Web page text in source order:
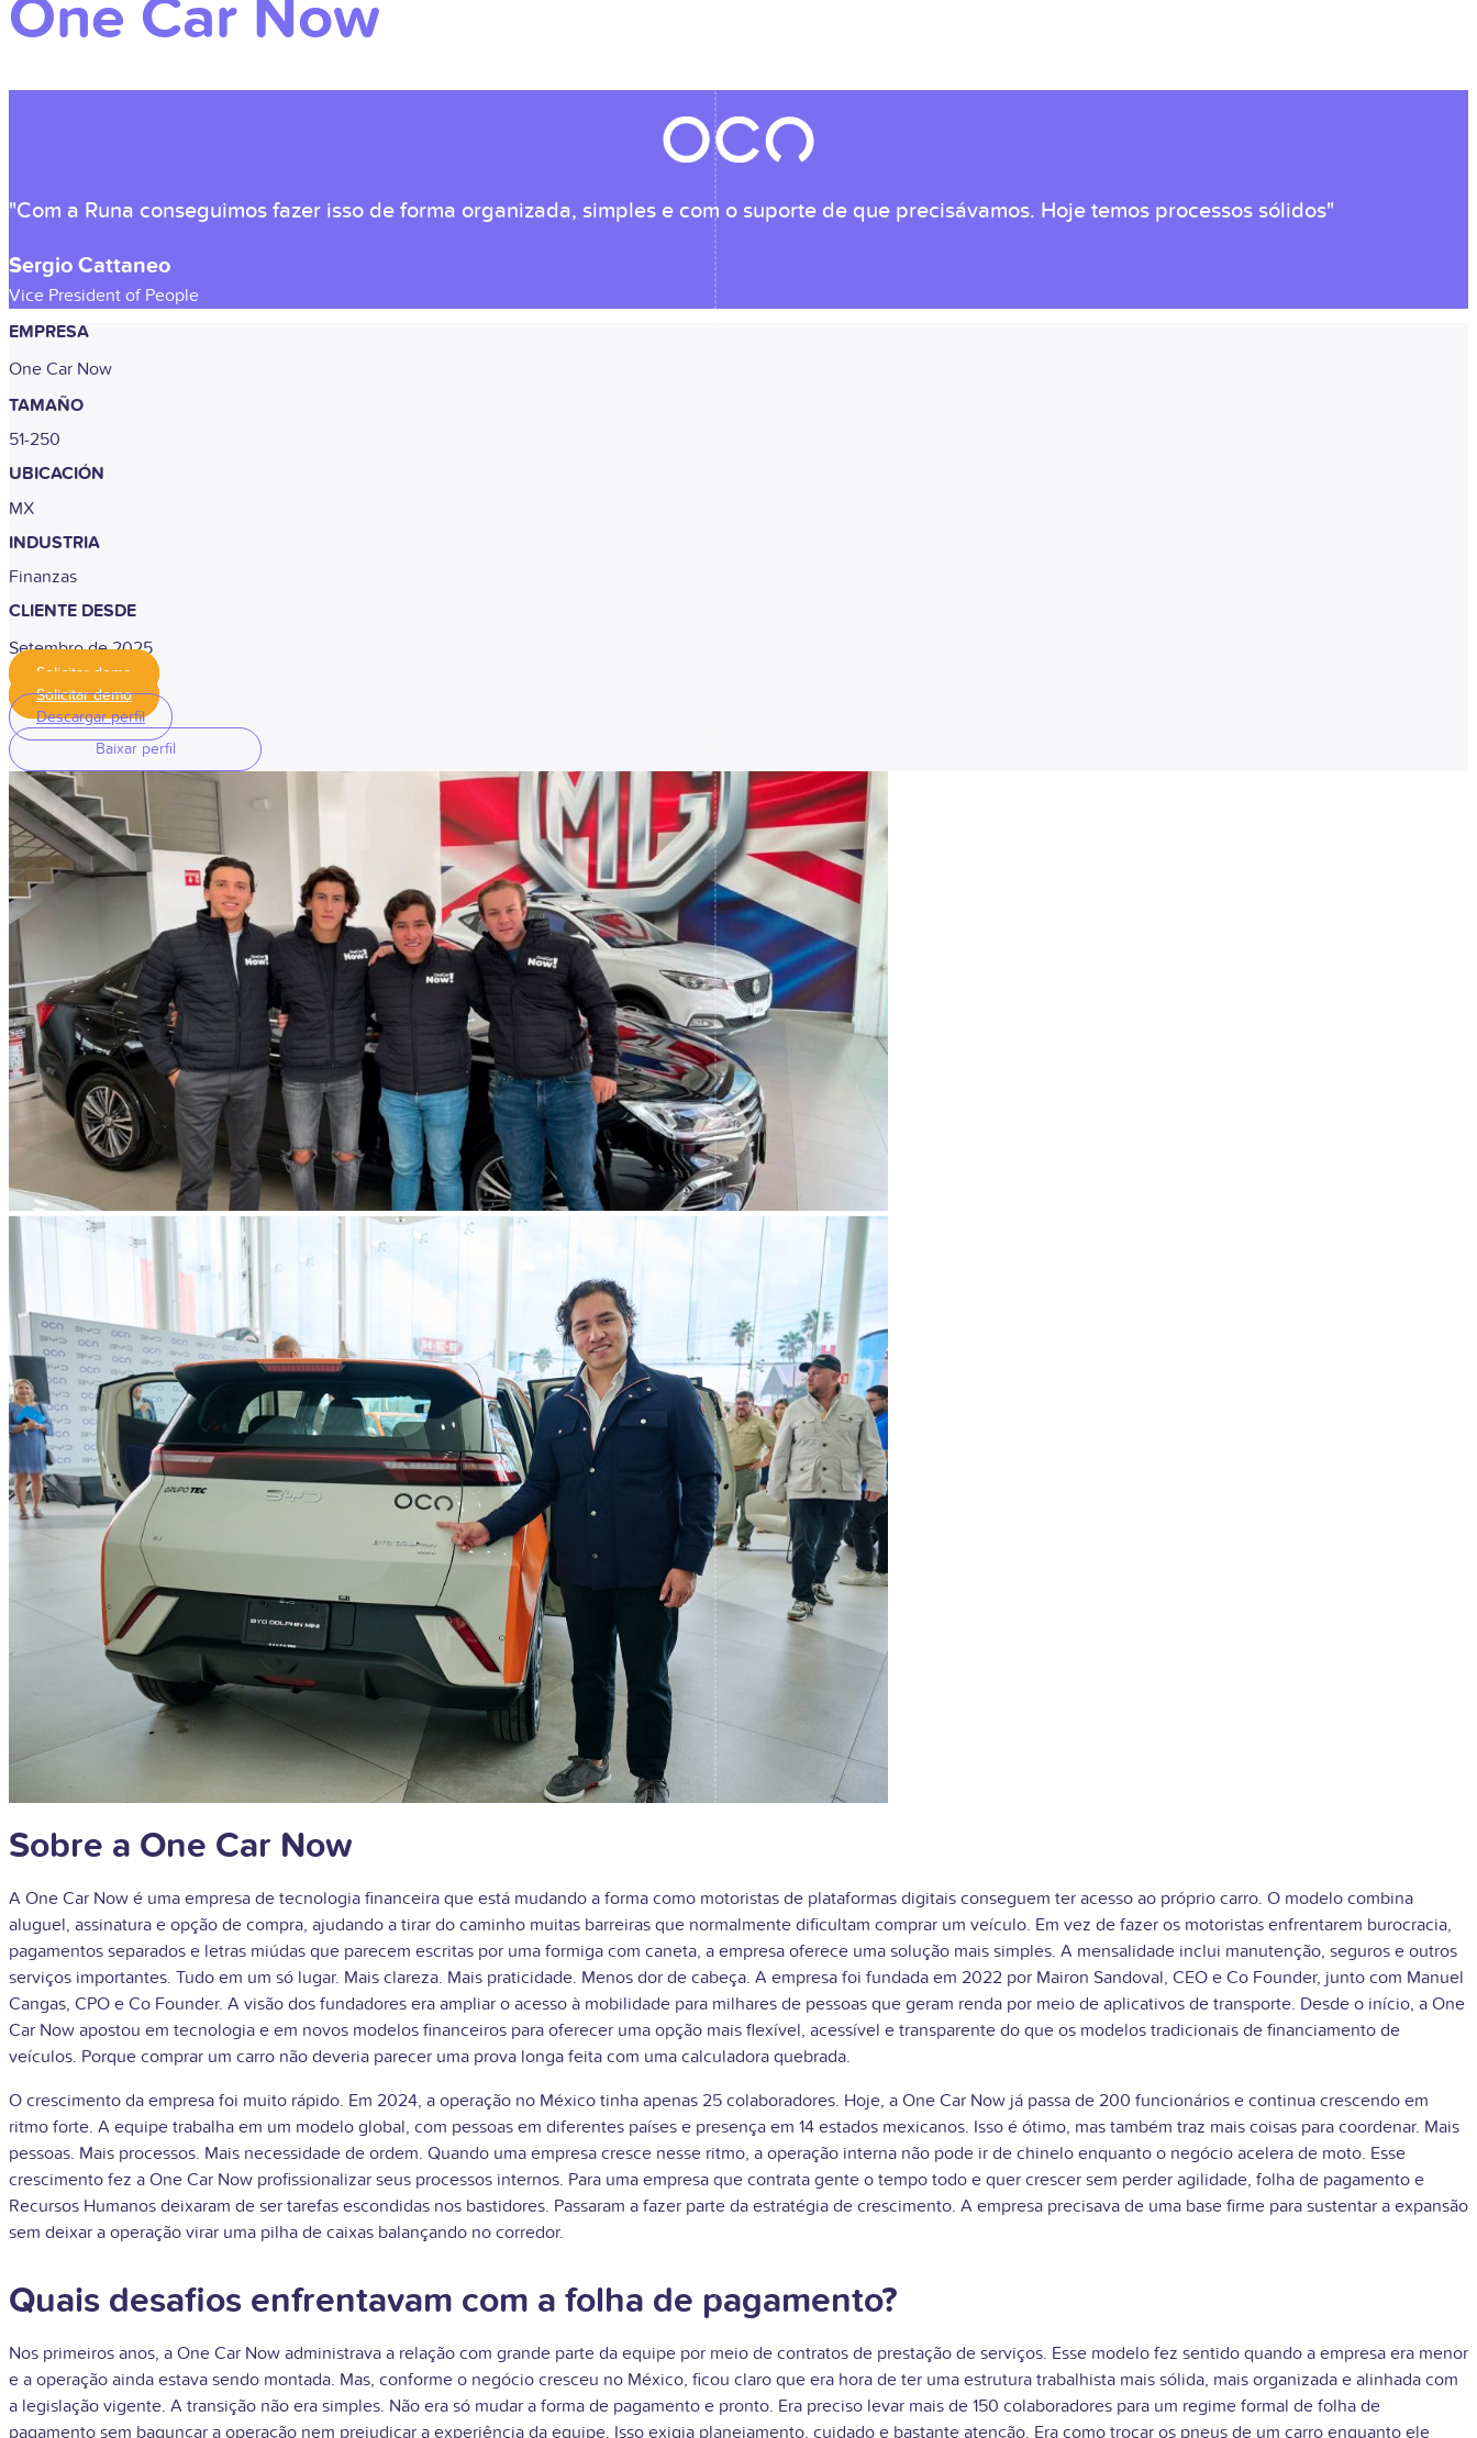
One Car Now
"Com a Runa conseguimos fazer isso de forma organizada, simples e com o suporte de que precisávamos. Hoje temos processos sólidos"
Sergio Cattaneo
Vice President of People
EMPRESA
One Car Now
TAMAÑO
51-250
UBICACIÓN
MX
INDUSTRIA
Finanzas
CLIENTE DESDE
Setembro de 2025
Solicitar demo
Solicitar demo
Descargar perfil
Baixar perfil
Sobre a One Car Now
A One Car Now é uma empresa de tecnologia financeira que está mudando a forma como motoristas de plataformas digitais conseguem ter acesso ao próprio carro. O modelo combina
aluguel, assinatura e opção de compra, ajudando a tirar do caminho muitas barreiras que normalmente dificultam comprar um veículo. Em vez de fazer os motoristas enfrentarem burocracia,
pagamentos separados e letras miúdas que parecem escritas por uma formiga com caneta, a empresa oferece uma solução mais simples. A mensalidade inclui manutenção, seguros e outros
serviços importantes. Tudo em um só lugar. Mais clareza. Mais praticidade. Menos dor de cabeça. A empresa foi fundada em 2022 por Mairon Sandoval, CEO e Co Founder, junto com Manuel
Cangas, CPO e Co Founder. A visão dos fundadores era ampliar o acesso à mobilidade para milhares de pessoas que geram renda por meio de aplicativos de transporte. Desde o início, a One
Car Now apostou em tecnologia e em novos modelos financeiros para oferecer uma opção mais flexível, acessível e transparente do que os modelos tradicionais de financiamento de
veículos. Porque comprar um carro não deveria parecer uma prova longa feita com uma calculadora quebrada.
O crescimento da empresa foi muito rápido. Em 2024, a operação no México tinha apenas 25 colaboradores. Hoje, a One Car Now já passa de 200 funcionários e continua crescendo em
ritmo forte. A equipe trabalha em um modelo global, com pessoas em diferentes países e presença em 14 estados mexicanos. Isso é ótimo, mas também traz mais coisas para coordenar. Mais
pessoas. Mais processos. Mais necessidade de ordem. Quando uma empresa cresce nesse ritmo, a operação interna não pode ir de chinelo enquanto o negócio acelera de moto. Esse
crescimento fez a One Car Now profissionalizar seus processos internos. Para uma empresa que contrata gente o tempo todo e quer crescer sem perder agilidade, folha de pagamento e
Recursos Humanos deixaram de ser tarefas escondidas nos bastidores. Passaram a fazer parte da estratégia de crescimento. A empresa precisava de uma base firme para sustentar a expansão
sem deixar a operação virar uma pilha de caixas balançando no corredor.
Quais desafios enfrentavam com a folha de pagamento?
Nos primeiros anos, a One Car Now administrava a relação com grande parte da equipe por meio de contratos de prestação de serviços. Esse modelo fez sentido quando a empresa era menor
e a operação ainda estava sendo montada. Mas, conforme o negócio cresceu no México, ficou claro que era hora de ter uma estrutura trabalhista mais sólida, mais organizada e alinhada com
a legislação vigente. A transição não era simples. Não era só mudar a forma de pagamento e pronto. Era preciso levar mais de 150 colaboradores para um regime formal de folha de
pagamento sem bagunçar a operação nem prejudicar a experiência da equipe. Isso exigia planejamento, cuidado e bastante atenção. Era como trocar os pneus de um carro enquanto ele